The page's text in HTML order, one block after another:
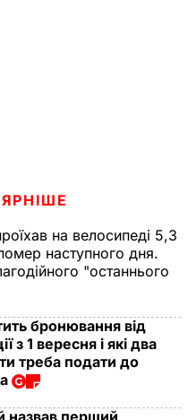
на велосипеді 5,3
наступного дня.
"останнього
бронювання від
з 1 вересня і які два
треба подати до
назвав перший